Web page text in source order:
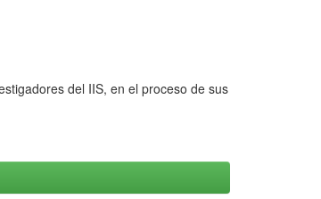
del IIS, en el proceso de sus